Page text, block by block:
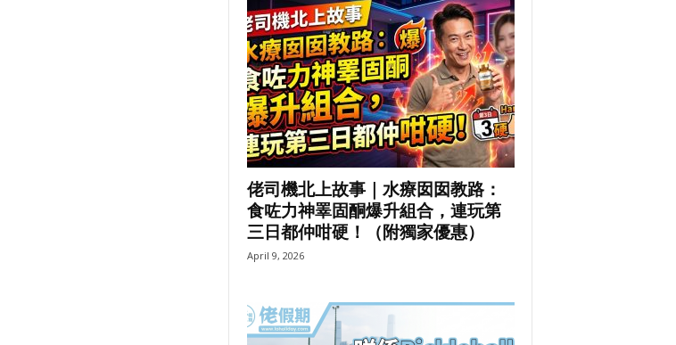
佬司機北上故事｜水療囡囡教路：
食咗力神睪固酮爆升組合，連玩第
三日都仲咁硬！（附獨家優惠）
April 9, 2026